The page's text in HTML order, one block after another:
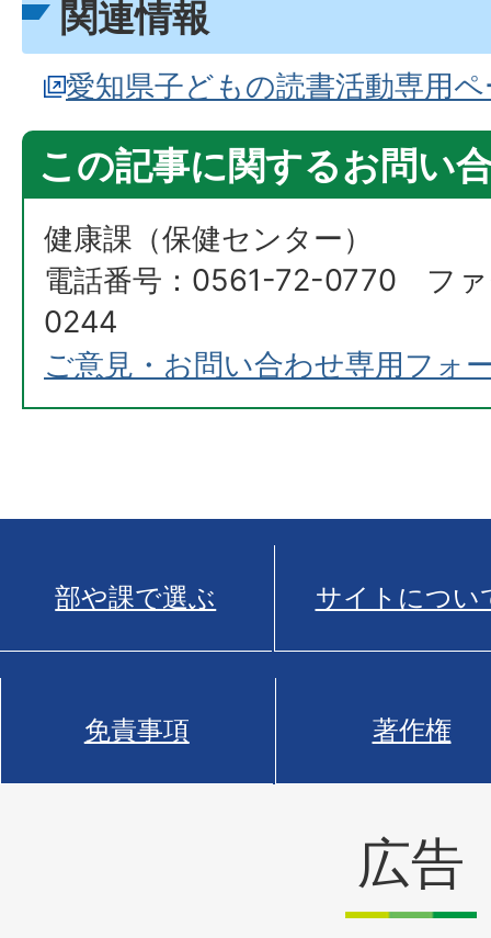
関連情報
愛知県子どもの読書活動専用
この記事に関するお問い
健康課（保健センター）
電話番号：0561-72-0770 フ
0244
ご意見・お問い合わせ専用フォ
部や課で選ぶ サイトについ
免責事項 著作権
広告